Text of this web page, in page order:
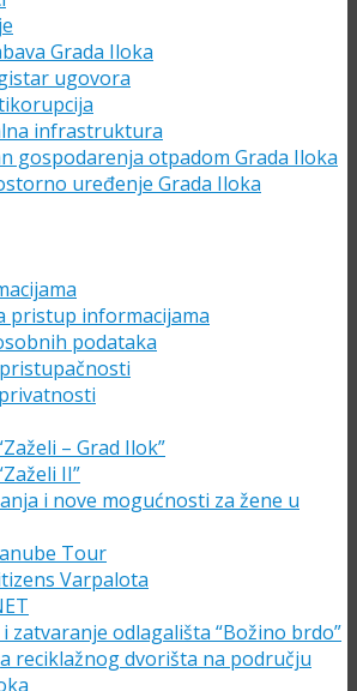
Grada Iloka
ugovora
infrastruktura
gospodarenja otpadom Grada Iloka
uređenje Grada Iloka
pristup informacijama
podataka
– Grad Ilok”
II”
i nove mogućnosti za žene u
Tour
Varpalota
i zatvaranje odlagališta “Božino brdo”
reciklažnog dvorišta na području